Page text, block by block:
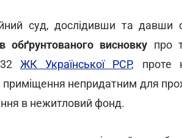
суд, дослідивши та давши
обґрунтованого висновку про
ЖК Української РСР, проте
приміщення непридатним для
в нежитловий фонд.